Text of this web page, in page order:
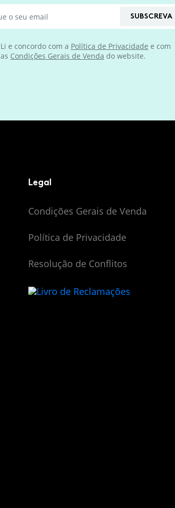
SUBSCREVA
Li e concordo com a Política de Privacidade e com
as Condições Gerais de Venda do website.
Legal
Condições Gerais de Venda
Política de Privacidade
Resolução de Conflitos